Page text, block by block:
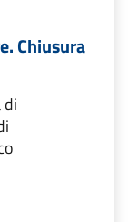
Chiusura
di